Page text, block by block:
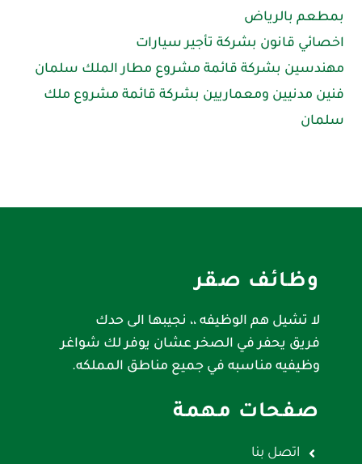
بمطعم بالرياض
اخصائي قانون بشركة تأجير سيارات
مهندسين بشركة قائمة مشروع مطار الملك سلمان
فنين مدنيين ومعماريين بشركة قائمة مشروع ملك
سلمان
وظائف صقر
لا تشيل هم الوظيفه ،، نجيبها الى حدك
فريق يحفر في الصخر عشان يوفر لك شواغر
وظيفيه مناسبه في جميع مناطق المملكه.
صفحات مهمة
اتصل بنا